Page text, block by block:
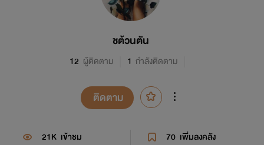
ชต้วนตัน
12 ผู้ติดตาม 1 กำลังติดตาม
ติดตาม
21K เข้าชม 70 เพิ่มลงคลัง